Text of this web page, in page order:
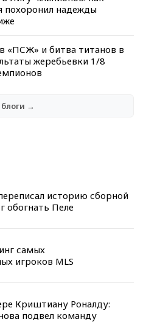
похоронил надежды
«ПСЖ» и битва титанов в
жеребьевки 1/8
блоги →
историю сборной
обогнать Пеле
самых
игроков MLS
Криштиану Роналду:
подвел команду